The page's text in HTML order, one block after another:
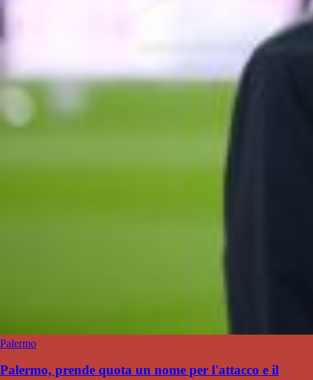
Palermo
Palermo, prende quota un nome per l'attacco e il